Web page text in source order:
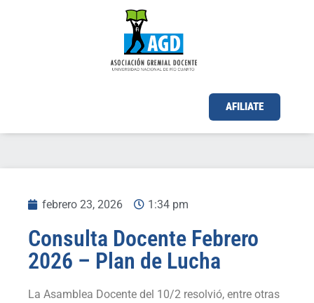
AFILIATE
febrero 23, 2026 1:34 pm
Consulta Docente Febrero
2026 – Plan de Lucha
La Asamblea Docente del 10/2 resolvió, entre otras